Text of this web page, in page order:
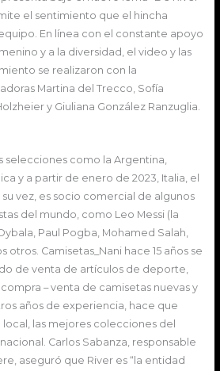
el sentimiento que el hincha
En línea con el constante apoyo
y a la diversidad, el video y las
se realizaron con la
Martina del Trecco, Sofía
y Giuliana González Ranzuglia.
como la Argentina,
y a partir de enero de 2023, Italia, el
vez, es socio comercial de algunos
del mundo, como Leo Messi (la
Paul Pogba, Mohamed Salah,
otros. Camisetas_Nani hace 15 años se
de venta de artículos de deporte,
– venta de camisetas nuevas y
años de experiencia, hace que
las mejores colecciones del
Carlos Sabanza, responsable
aseguró que River es “la entidad